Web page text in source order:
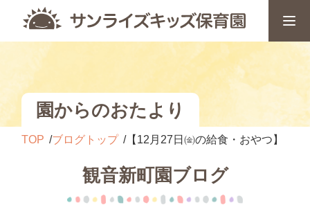
園からのおたより
TOP ブログトップ 【12月27日㈮の給食・おやつ】
観音新町園ブログ